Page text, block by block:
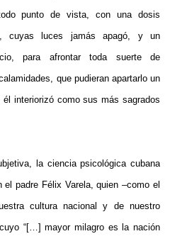
punto de vista, con una dosis
cuyas luces jamás apagó, y un
para afrontar toda suerte de
que pudieran apartarlo un
interiorizó como sus más sagrados
la ciencia psicológica cubana
padre Félix Varela, quien –como el
cultura nacional y de nuestro
“[…] mayor milagro es la nación